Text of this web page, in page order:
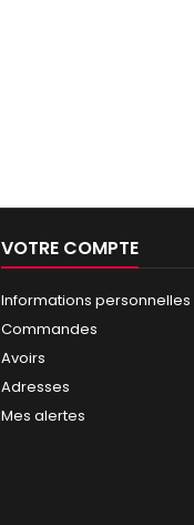
VOTRE COMPTE
Informations personnelles
Commandes
Avoirs
Adresses
Mes alertes